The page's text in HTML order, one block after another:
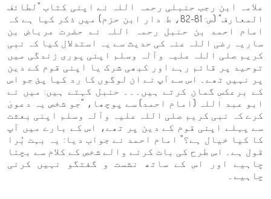
علامہ ابن رجب حنبلی رحمہ اللہ نے اپنی کتاب "لطائف
المعارف" (ص: 81-82، ط. دار ابن حزم) میں ذکر کیا ہے کہ
امام احمد بن حنبل رحمہ اللہ نے حضرت عرباض بن
ساریہ رضی اللہ عنہ کی حدیث سے یہ استدلال کیا کہ نبی
کریم صلی اللہ علیہ وآلہ وسلم اپنی پوری زندگی میں
توحید پر قائم رہے اور کبھی شرک یا اپنی قوم کے دین
پر نہیں تھے۔ اس سے آپ نے ان لوگوں کا رد کیا پئ جو اس
کے برعکس گمان کرتے ہیں۔۔۔ حنبل کہتے ہیں: میں نے
ابو عبد اللہ (امام احمد) سے پوچھا، "جو شخص یہ دعویٰ
کرے کہ نبی کریم صلی اللہ علیہ وآلہ وسلم اپنی بعثت
سے پہلے اپنی قوم کے دین پر تھے، اس کے بارے میں آپ
کا کیا خیال ہے؟" امام احمد نے جواب دیا: یہ بہت بُرا
قول ہے۔ اس طرح کی بات کرنے والے شخص کے کلام سے بچنا
چاہیے اور اس کے ساتھ نشست و گفتگو نہیں کرنی
چاہیے۔